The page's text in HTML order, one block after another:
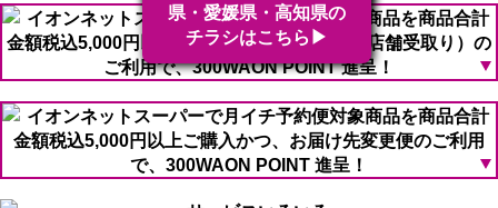
県・愛媛県・高知県の
チラシはこちら▶